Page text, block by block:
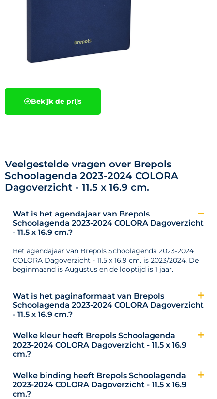
Bekijk de prijs
Veelgestelde vragen over Brepols
Schoolagenda 2023-2024 COLORA
Dagoverzicht - 11.5 x 16.9 cm.
Wat is het agendajaar van Brepols
Schoolagenda 2023-2024 COLORA Dagoverzicht
- 11.5 x 16.9 cm.?
Het agendajaar van Brepols Schoolagenda 2023-2024
COLORA Dagoverzicht - 11.5 x 16.9 cm. is 2023/2024. De
beginmaand is Augustus en de looptijd is 1 jaar.
Wat is het paginaformaat van Brepols
Schoolagenda 2023-2024 COLORA Dagoverzicht
- 11.5 x 16.9 cm.?
Welke kleur heeft Brepols Schoolagenda
2023-2024 COLORA Dagoverzicht - 11.5 x 16.9
cm.?
Welke binding heeft Brepols Schoolagenda
2023-2024 COLORA Dagoverzicht - 11.5 x 16.9
cm.?